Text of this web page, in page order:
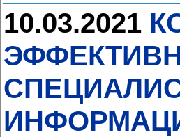
10.03.2021